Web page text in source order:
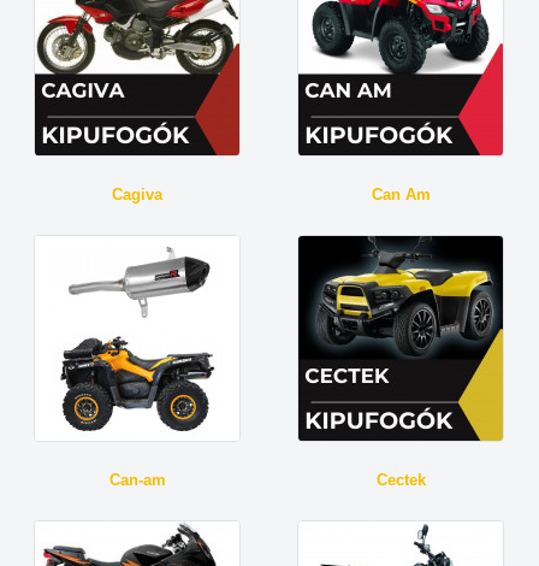
Cagiva Can Am
Can-am Cectek